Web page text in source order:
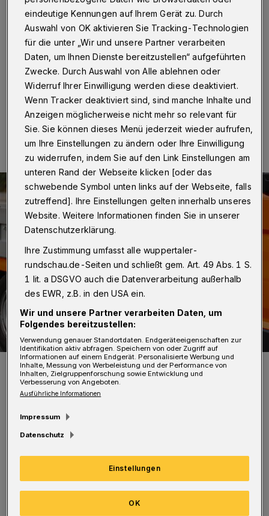
Wuppertal·Auf der A46 in Wuppertal sind von Freitag
bis Montag (24. bis 27. Mai 2024) zwei Baustellen
eingerichtet. Gearbeitet wird am Abend und nachts
jeweils von 20 bis 5 Uhr.
23.05.2024 , 07:30 Uhr Eine Minute Lesezeit
Symbolbild.
Foto: Christoph Petersen
In Richtung Kreuz Nord wird zwischen den
Anschlussstellen Wuppertal-Katernberg und
Wuppertal-Elberfeld die Fahrbahn saniert. Die
Auffahrt Katernberg ist dann deswegen
eindeutige Kennungen auf Ihrem Gerät zu. Durch
Auswahl von OK aktivieren Sie Tracking-Technologien
für die unter „Wir und unsere Partner verarbeiten
Daten, um Ihnen Dienste bereitzustellen“ aufgeführten
Zwecke. Durch Auswahl von Alle ablehnen oder
Widerruf Ihrer Einwilligung werden diese deaktiviert.
Wenn Tracker deaktiviert sind, sind manche Inhalte und
Anzeigen möglicherweise nicht mehr so relevant für
Sie. Sie können dieses Menü jederzeit wieder aufrufen,
um Ihre Einstellungen zu ändern oder Ihre Einwilligung
zu widerrufen, indem Sie auf den Link Einstellungen am
unteren Rand der Webseite klicken [oder das
schwebende Symbol unten links auf der Webseite, falls
zutreffend]. Ihre Einstellungen gelten innerhalb unseres
Website. Weitere Informationen finden Sie in unserer
Datenschutzerklärung.
Ihre Zustimmung umfasst alle wuppertaler-
rundschau.de-Seiten und schließt gem. Art. 49 Abs. 1 S.
1 lit. a DSGVO auch die Datenverarbeitung außerhalb
des EWR, z.B. in den USA ein.
Wir und unsere Partner verarbeiten Daten, um
Folgendes bereitzustellen:
Verwendung genauer Standortdaten. Endgeräteeigenschaften zur
Identifikation aktiv abfragen. Speichern von oder Zugriff auf
Informationen auf einem Endgerät. Personalisierte Werbung und
Inhalte, Messung von Werbeleistung und der Performance von
Inhalten, Zielgruppenforschung sowie Entwicklung und
Verbesserung von Angeboten.
Ausführliche Informationen
Impressum
Datenschutz
Einstellungen
OK